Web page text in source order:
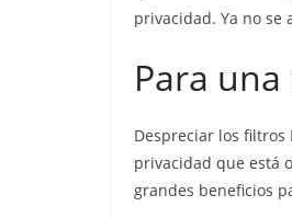
privacidad. Ya no se
Para
Despreciar los filtros
privacidad que está
grandes beneficios